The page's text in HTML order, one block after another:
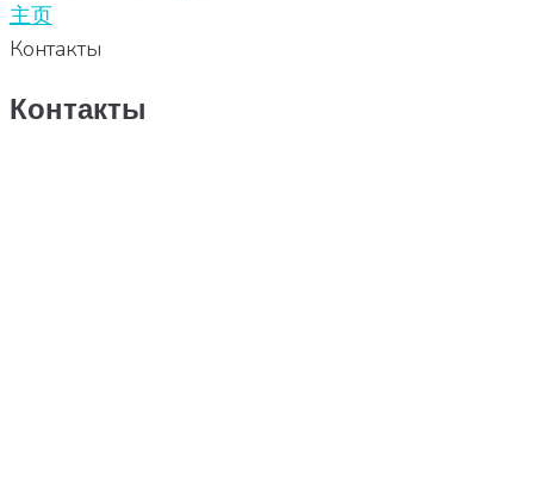
主页
Контакты
Контакты